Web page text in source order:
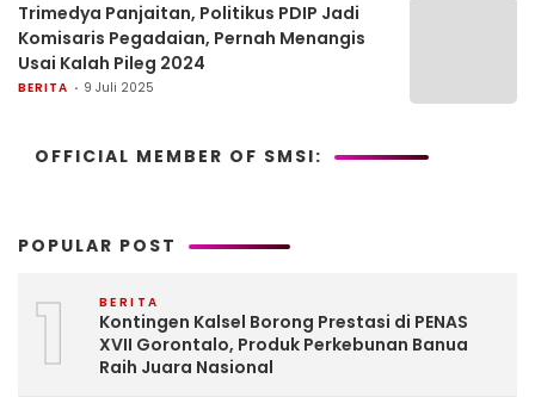
Trimedya Panjaitan, Politikus PDIP Jadi
Komisaris Pegadaian, Pernah Menangis
Usai Kalah Pileg 2024
BERITA 9 Juli 2025
OFFICIAL MEMBER OF SMSI:
POPULAR POST
1 BERITA
Kontingen Kalsel Borong Prestasi di PENAS
XVII Gorontalo, Produk Perkebunan Banua
Raih Juara Nasional